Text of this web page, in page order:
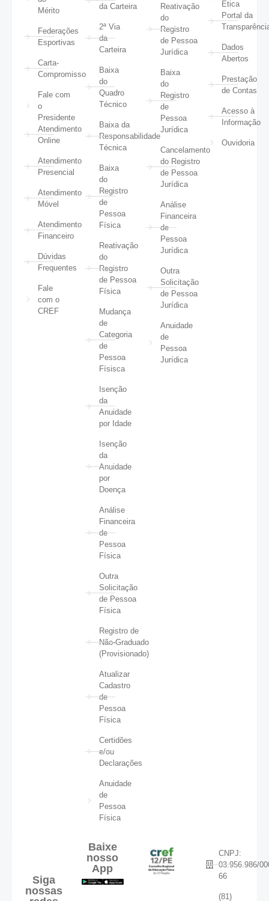
Mérito
Federações
Esportivas
Carta-
Compromisso
Fale com
o
Presidente
Atendimento
Online
Atendimento
Presencial
Atendimento
Móvel
Atendimento
Financeiro
Dúvidas
Frequentes
Fale
com o
CREF
da Carteira
2ª Via
da
Carteira
Baixa
do
Quadro
Técnico
Baixa da
Responsabilidade
Técnica
Baixa
do
Registro
de
Pessoa
Física
Reativação
do
Registro
de Pessoa
Física
Mudança
de
Categoria
de
Pessoa
Físisca
Isenção
da
Anuidade
por Idade
Isenção
da
Anuidade
por
Doença
Análise
Financeira
de
Pessoa
Física
Outra
Solicitação
de Pessoa
Física
Registro de
Não-Graduado
(Provisionado)
Atualizar
Cadastro
de
Pessoa
Física
Certidões
e/ou
Declarações
Anuidade
de
Pessoa
Física
Reativação
do
Registro
de Pessoa
Jurídica
Baixa
do
Registro
de
Pessoa
Jurídica
Cancelamento
do Registro
de Pessoa
Jurídica
Análise
Financeira
de
Pessoa
Jurídica
Outra
Solicitação
de Pessoa
Jurídica
Anuidade
de
Pessoa
Jurídica
Ética
Portal da
Dados
Abertos
Prestação
de Contas
Acesso à
Informação
Ouvidoria
Siga
nossas
Baixe
nosso
App
CNPJ:
03.956.986/
66
(81)